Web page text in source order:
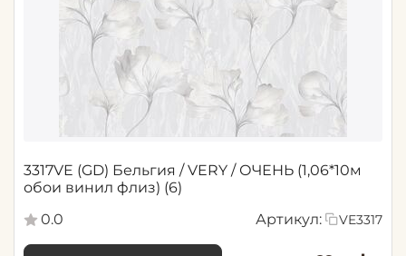
3317VE (GD) Бельгия / VERY / ОЧЕНЬ (1,06*10м
обои винил флиз) (6)
0.0
Артикул: VE3317